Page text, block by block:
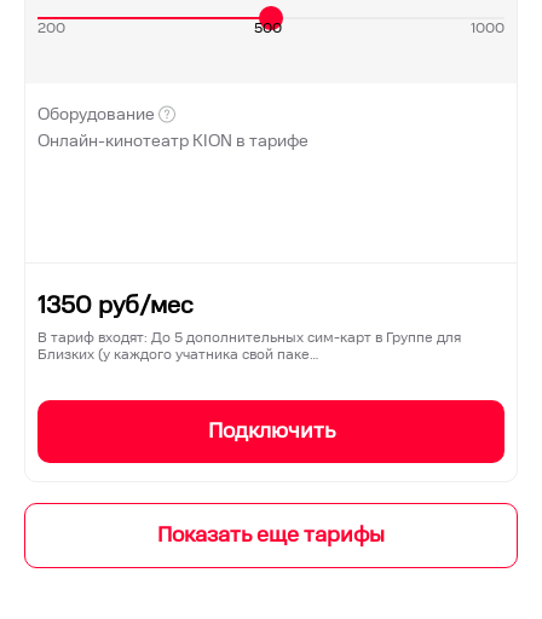
200 500 1000
Оборудование
Онлайн-кинотеатр KION в тарифе
1350 руб/мес
В тариф входят: До 5 дополнительных сим-карт в Группе для
Близких (у каждого учатника свой паке…
Подключить